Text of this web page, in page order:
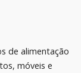
de alimentação
móveis e